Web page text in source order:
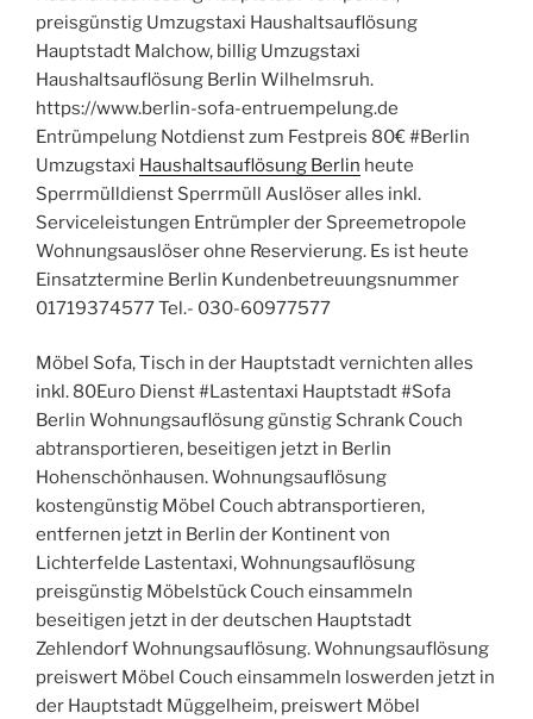
preisgünstig Umzugstaxi Haushaltsauflösung
Hauptstadt Malchow, billig Umzugstaxi
Haushaltsauflösung Berlin Wilhelmsruh.
https://www.berlin-sofa-entruempelung.de
Entrümpelung Notdienst zum Festpreis 80€ #Berlin
Umzugstaxi Haushaltsauflösung Berlin heute
Sperrmülldienst Sperrmüll Auslöser alles inkl.
Serviceleistungen Entrümpler der Spreemetropole
Wohnungsauslöser ohne Reservierung. Es ist heute
Einsatztermine Berlin Kundenbetreuungsnummer
01719374577 Tel.- 030-60977577
Möbel Sofa, Tisch in der Hauptstadt vernichten alles
inkl. 80Euro Dienst #Lastentaxi Hauptstadt #Sofa
Berlin Wohnungsauflösung günstig Schrank Couch
abtransportieren, beseitigen jetzt in Berlin
Hohenschönhausen. Wohnungsauflösung
kostengünstig Möbel Couch abtransportieren,
entfernen jetzt in Berlin der Kontinent von
Lichterfelde Lastentaxi, Wohnungsauflösung
preisgünstig Möbelstück Couch einsammeln
beseitigen jetzt in der deutschen Hauptstadt
Zehlendorf Wohnungsauflösung. Wohnungsauflösung
preiswert Möbel Couch einsammeln loswerden jetzt in
der Hauptstadt Müggelheim, preiswert Möbel